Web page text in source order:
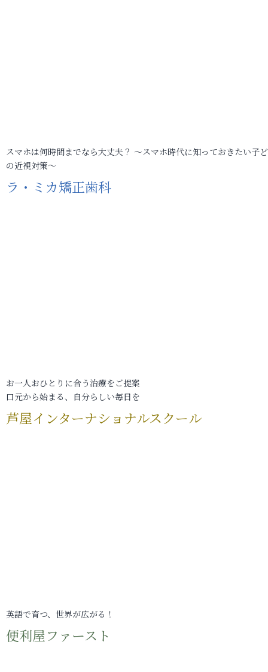
スマホは何時間までなら大丈夫？ ～スマホ時代に知っておきたい子
の近視対策～
ラ・ミカ矯正歯科
お一人おひとりに合う治療をご提案
口元から始まる、自分らしい毎日を
芦屋インターナショナルスクール
英語で育つ、世界が広がる！
便利屋ファースト